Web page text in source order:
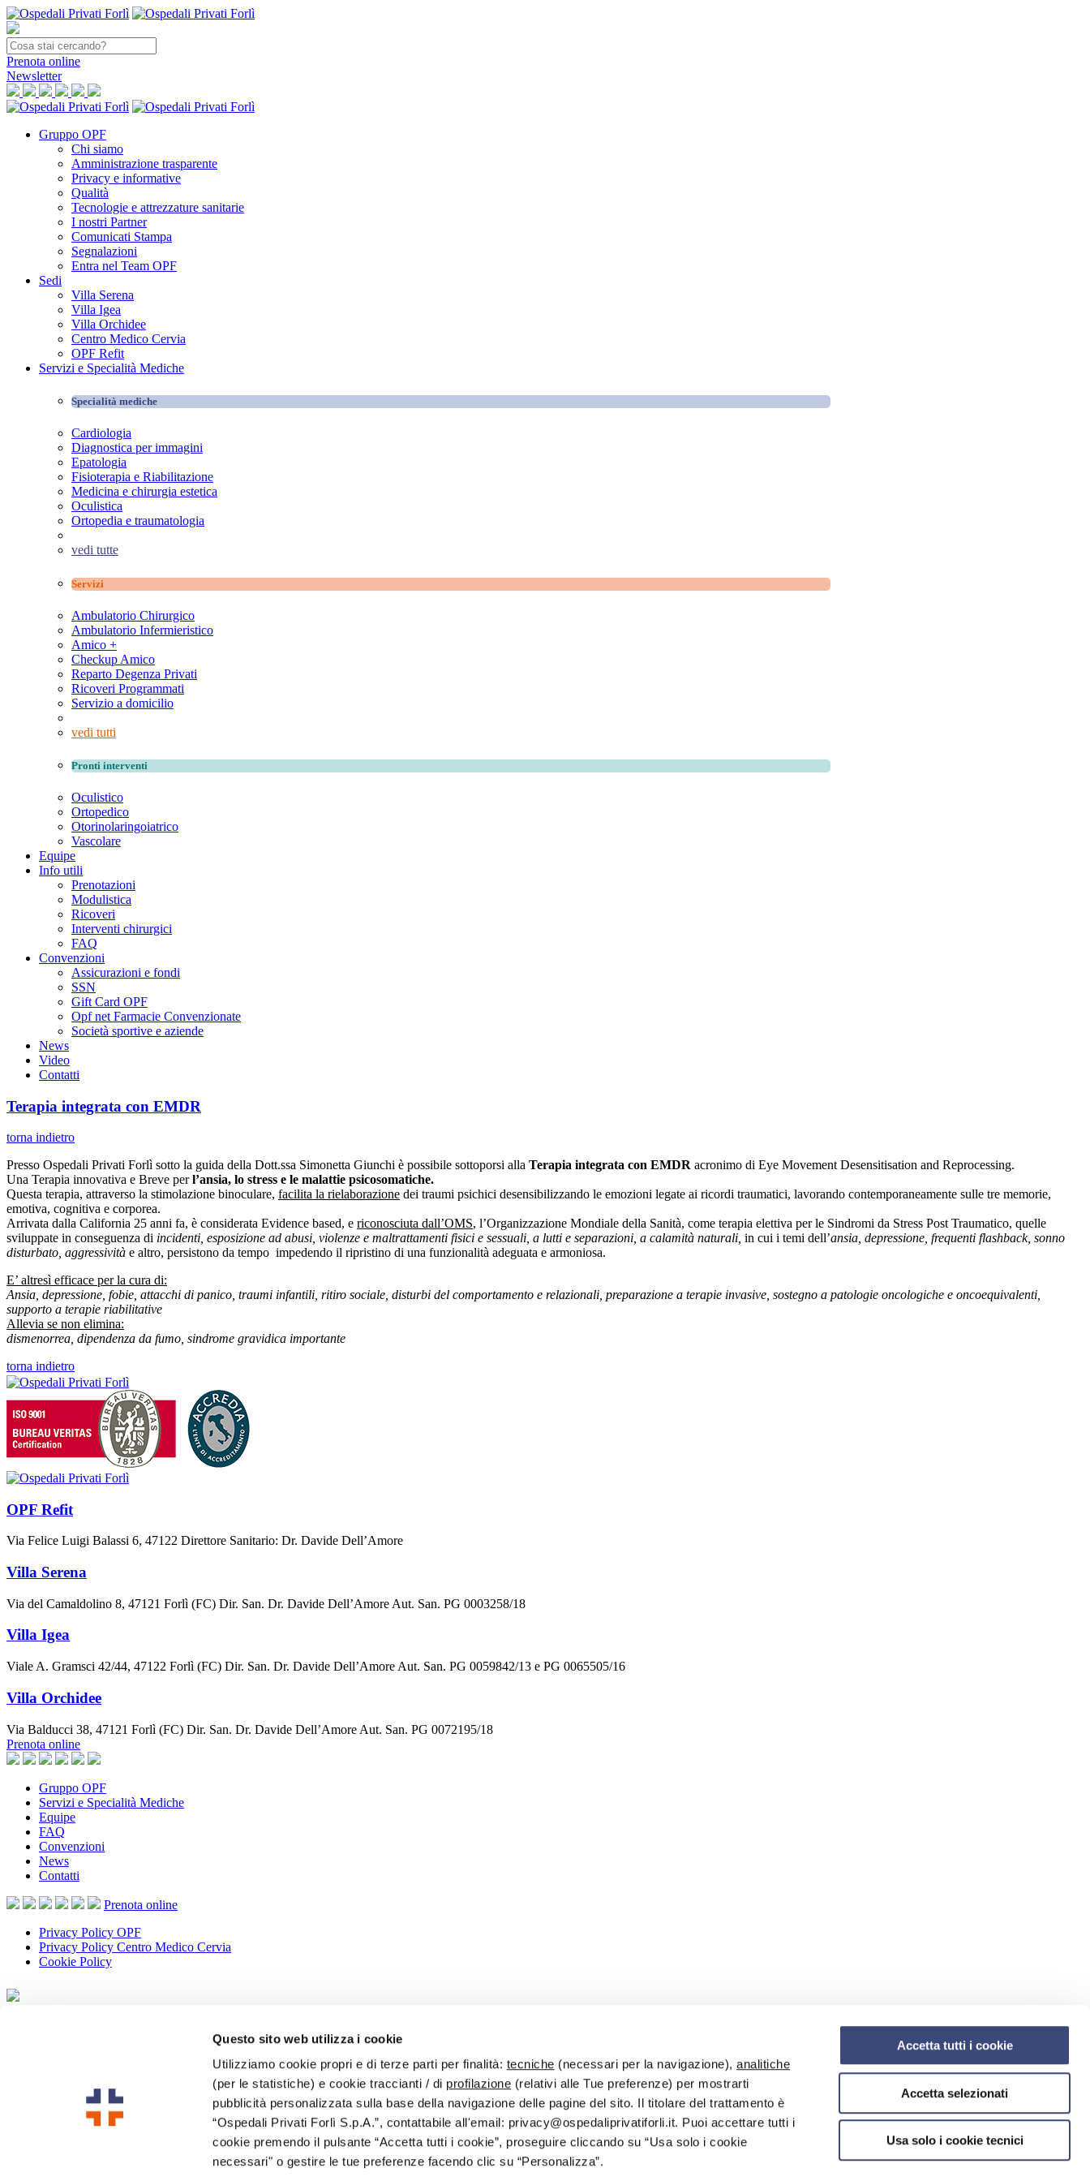
Questo sito web utilizza i cookie
Utilizziamo cookie propri e di terze parti per finalità: tecniche (necessari per la navigazione),analitiche
(per le statistiche) e cookie traccianti / di profilazione (relativi alle Tue preferenze) per mostrarti
pubblicità personalizzata sulla base della navigazione delle pagine del sito. Il titolare del trattamento è
“Ospedali Privati Forlì S.p.A.”, contattabile all'email: privacy@ospedaliprivatiforli.it. Puoi accettare tutti i
cookie premendo il pulsante “Accetta tutti i cookie”, proseguire cliccando su “Usa solo i cookie
necessari" o gestire le tue preferenze facendo clic su “Personalizza”.
Accetta tutti i cookie
Accetta selezionati
Usa solo i cookie tecnici
Prenota online
Newsletter
Gruppo OPF
Chi siamo
Amministrazione trasparente
Privacy e informative
Qualità
Tecnologie e attrezzature sanitarie
I nostri Partner
Comunicati Stampa
Segnalazioni
Entra nel Team OPF
Sedi
Villa Serena
Villa Igea
Villa Orchidee
Centro Medico Cervia
OPF Refit
Servizi e Specialità Mediche
Specialità mediche
Cardiologia
Diagnostica per immagini
Epatologia
Fisioterapia e Riabilitazione
Medicina e chirurgia estetica
Oculistica
Ortopedia e traumatologia
vedi tutte
Servizi
Ambulatorio Chirurgico
Ambulatorio Infermieristico
Amico +
Checkup Amico
Reparto Degenza Privati
Ricoveri Programmati
Servizio a domicilio
vedi tutti
Pronti interventi
Oculistico
Ortopedico
Otorinolaringoiatrico
Vascolare
Equipe
Info utili
Prenotazioni
Modulistica
Ricoveri
Interventi chirurgici
FAQ
Convenzioni
Assicurazioni e fondi
SSN
Gift Card OPF
Opf net Farmacie Convenzionate
Società sportive e aziende
News
Video
Contatti
Terapia integrata con EMDR
torna indietro
Presso Ospedali Privati Forlì sotto la guida della Dott.ssa Simonetta Giunchi è possibile sottoporsi alla Terapia integrata con EMDR acronimo di Eye Movement Desensitisation and Reprocessing.
Una Terapia innovativa e Breve perl’ansia, lo stress e le malattie psicosomatiche.
Questa terapia, attraverso la stimolazione binoculare, facilita la rielaborazione dei traumi psichici desensibilizzando le emozioni legate ai ricordi traumatici, lavorando contemporaneamente sulle tre memorie,
emotiva, cognitiva e corporea.
Arrivata dalla California 25 anni fa, è considerata Evidence based, e riconosciuta dall’OMS, l’Organizzazione Mondiale della Sanità, come terapia elettiva per le Sindromi da Stress Post Traumatico, quelle
sviluppate in conseguenza di incidenti, esposizione ad abusi, violenze e maltrattamenti fisici e sessuali, a lutti e separazioni, a calamità naturali, in cui i temi dell’ansia, depressione, frequenti flashback, sonno
disturbato, aggressività e altro, persistono da tempo impedendo il ripristino di una funzionalità adeguata e armoniosa.
E’ altresì efficace per la cura di:
Ansia, depressione, fobie, attacchi di panico, traumi infantili, ritiro sociale, disturbi del comportamento e relazionali, preparazione a terapie invasive, sostegno a patologie oncologiche e oncoequivalenti,
supporto a terapie riabilitative
Allevia se non elimina:
dismenorrea, dipendenza da fumo, sindrome gravidica importante
torna indietro
OPF Refit
Via Felice Luigi Balassi 6, 47122 Direttore Sanitario: Dr. Davide Dell’Amore
Villa Serena
Via del Camaldolino 8, 47121 Forlì (FC) Dir. San. Dr. Davide Dell’Amore Aut. San. PG 0003258/18
Villa Igea
Viale A. Gramsci 42/44, 47122 Forlì (FC) Dir. San. Dr. Davide Dell’Amore Aut. San. PG 0059842/13 e PG 0065505/16
Villa Orchidee
Via Balducci 38, 47121 Forlì (FC) Dir. San. Dr. Davide Dell’Amore Aut. San. PG 0072195/18
Prenota online
Gruppo OPF
Servizi e Specialità Mediche
Equipe
FAQ
Convenzioni
News
Contatti
Prenota online
Privacy Policy OPF
Privacy Policy Centro Medico Cervia
Cookie Policy
Privacy Policy Centro Medico Cervia
Copyrights © 2026 - Ospedali Privati Forli SpA - p.i. 00376360400 - Emailinfo@ospedaliprivatiforli.it- PECospedaliprivatiforli@pec.it
Copyrights © 2026